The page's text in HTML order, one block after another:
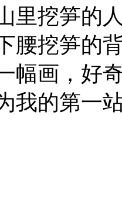
里挖笋的
腰挖笋的
幅画，好
我的第一